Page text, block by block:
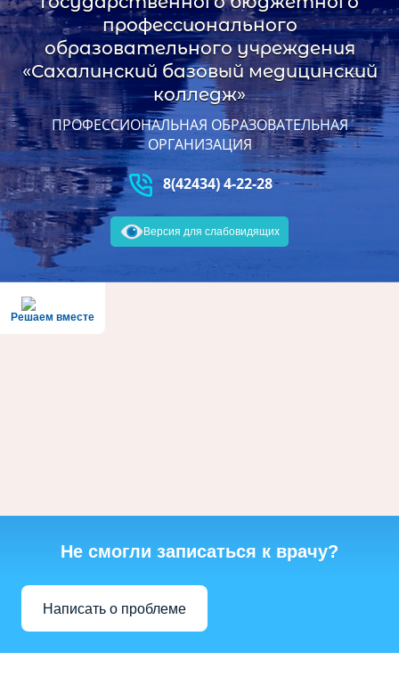
профессионального
образовательного учреждения
«Сахалинский базовый медицинский
колледж»
ПРОФЕССИОНАЛЬНАЯ ОБРАЗОВАТЕЛЬНАЯ
ОРГАНИЗАЦИЯ
8(42434) 4-22-28
Версия для слабовидящих
Решаем вместе
Не смогли записаться к врачу?
Написать о проблеме